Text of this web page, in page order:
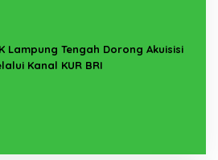
Lampung Tengah Dorong Akuisisi
Kanal KUR BRI